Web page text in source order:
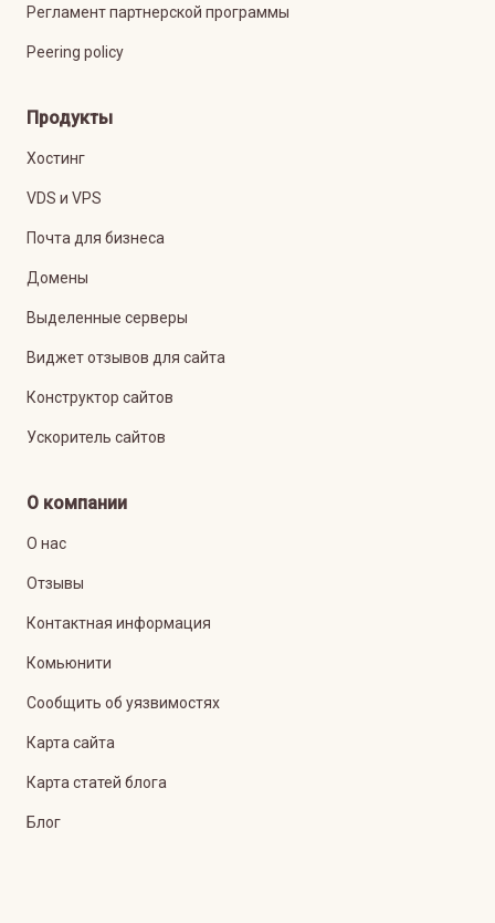
Регламент партнерской программы
Peering policy
Продукты
Хостинг
VDS и VPS
Почта для бизнеса
Домены
Выделенные серверы
Виджет отзывов для сайта
Конструктор сайтов
Ускоритель сайтов
О компании
О нас
Отзывы
Контактная информация
Комьюнити
Сообщить об уязвимостях
Карта сайта
Карта статей блога
Блог